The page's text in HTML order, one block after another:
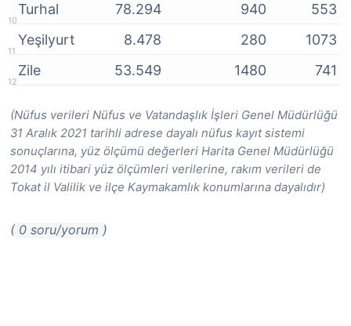
Turhal 78.294 940
553
Yeşilyurt
8.478 280
1073
Zile
53.549 1480 741
(Nüfus verileri Nüfus ve Vatandaşlık İşleri Genel Müdürlüğü
31 Aralık 2021 tarihli adrese dayalı nüfus kayıt sistemi
sonuçlarına, yüz ölçümü değerleri Harita Genel Müdürlüğü
2014 yılı itibari yüz ölçümleri verilerine, rakım verileri de
Tokat il Valilik ve ilçe Kaymakamlık konumlarına dayalıdır)
( 0 soru/yorum )